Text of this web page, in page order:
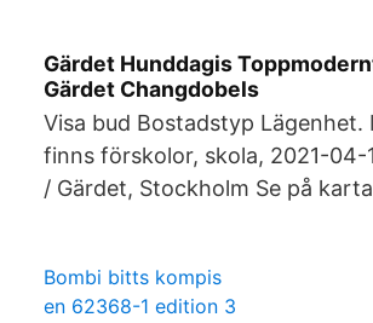
Gärdet Hunddagis
Gärdet Changdobels
Visa bud Bostadstyp Lägenhet.
finns förskolor, skola, 2021-04-
/ Gärdet, Stockholm Se på
Bombi bitts kompis
en 62368-1 edition 3